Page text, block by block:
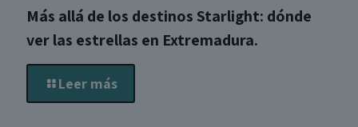
Más allá de los destinos Starlight: dónde
ver las estrellas en Extremadura.
Leer más